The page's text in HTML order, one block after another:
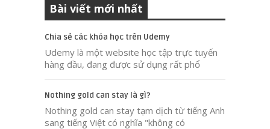
Bài viết mới nhất
Chia sẻ các khóa học trên Udemy
Udemy là một website học tập trực tuyến
hàng đầu, đang được sử dụng rất phổ
Nothing gold can stay là gì?
Nothing gold can stay tạm dịch từ tiếng Anh
sang tiếng Việt có nghĩa "không có